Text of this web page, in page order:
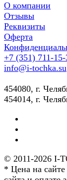
О компании
Отзывы
Реквизиты
Оферта
+7 (351) 711-
info@i-tochka.su
​454080, г.
454014, г.
© 2011-2026 I-
* Цена на сайте